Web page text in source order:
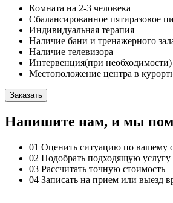
Комната на 2-3 человека
Сбалансированное пятиразовое
Индивидуальная терапия
Наличие бани и тренажерного
Наличие телевизора
Интервенция(при необходимости)
Местоположение центра в
Заказать
Напишите нам, и мы
01 Оценить ситуацию по вашему
02 Подобрать подходящую услугу
03 Рассчитать точную стоимость
04 Записать на прием или выезд